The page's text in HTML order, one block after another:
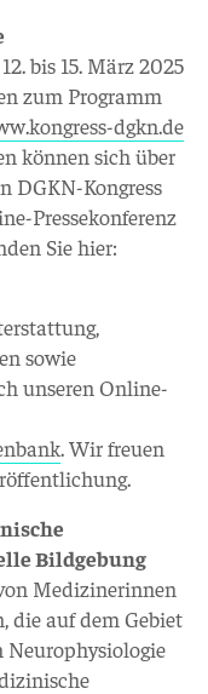
bis 15. März 2025
zum Programm
dgkn.de
können sich über
DGKN-Kongress
Pressekonferenz
Sie hier:
sowie
unseren Online-
. Wir freuen
Bildgebung
Medizinerinnen
die auf dem Gebiet